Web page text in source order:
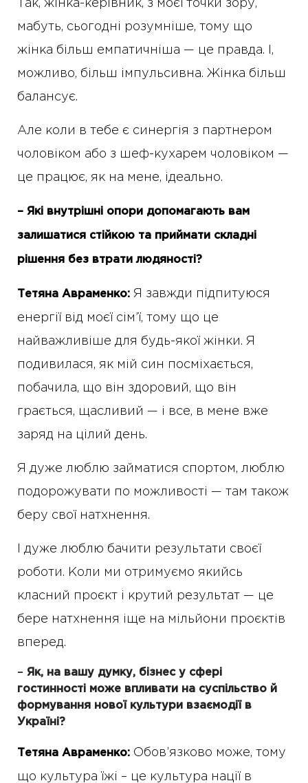
Так, жінка-керівник, з моєї точки зору,
мабуть, сьогодні розумніше, тому що
жінка більш емпатичніша — це правда. І,
можливо, більш імпульсивна. Жінка більш
балансує.
Але коли в тебе є синергія з партнером
чоловіком або з шеф-кухарем чоловіком —
це працює, як на мене, ідеально.
– Які внутрішні опори допомагають вам
залишатися стійкою та приймати складні
рішення без втрати людяності?
Тетяна Авраменко: Я завжди підпитуюся
енергії від моєї сім’ї, тому що це
найважливіше для будь-якої жінки. Я
подивилася, як мій син посміхається,
побачила, що він здоровий, що він
грається, щасливий — і все, в мене вже
заряд на цілий день.
Я дуже люблю займатися спортом, люблю
подорожувати по можливості — там також
беру свої натхнення.
І дуже люблю бачити результати своєї
роботи. Коли ми отримуємо якийсь
класний проєкт і крутий результат — це
бере натхнення іще на мільйони проєктів
вперед.
– Як, на вашу думку, бізнес у сфері
гостинності може впливати на суспільство й
формування нової культури взаємодії в
Україні?
Тетяна Авраменко: Обов’язково може, тому
що культура їжі – це культура нації в